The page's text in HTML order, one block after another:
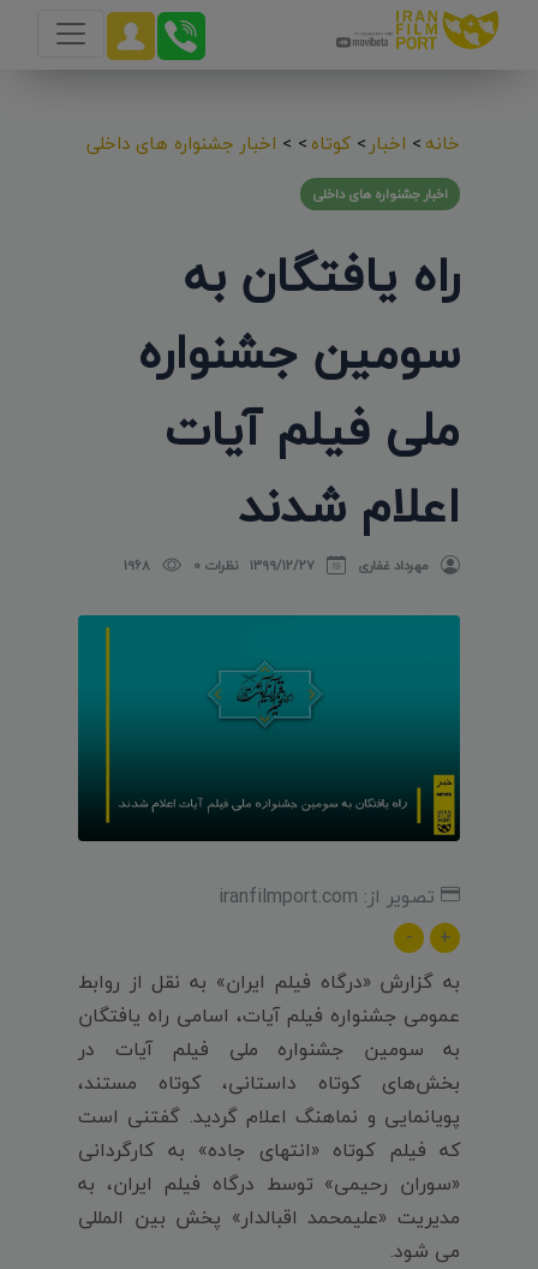
خانه> اخبار> کوتاه>
> اخبار جشنواره های داخلی
اخبار جشنواره های داخلی
راه یافتگان به
سومین جشنواره
ملی فیلم آیات
اعلام شدند
مهرداد غفاری ۱۳۹۹/۱۲/۲۷ نظرات 0 1968
تصویر از: iranfilmport.com
+
-
به گزارش «درگاه فیلم ایران» به نقل از روابط
عمومی جشنواره فیلم آیات، اسامی راه یافتگان
به سومین جشنواره ملی فیلم آیات در
بخش‌های کوتاه داستانی، کوتاه مستند،
پویانمایی و نماهنگ اعلام گردید. گفتنی است
که فیلم کوتاه «انتهای جاده» به کارگردانی
«سوران رحیمی» توسط درگاه فیلم ایران، به
مدیریت «علیمحمد اقبالدار» پخش بین المللی
می شود.